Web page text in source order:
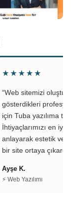
★★★★★
“Web sitemizi
gösterdikleri
için Tuba yazılıma
İhtiyaçlarımızı en iyi
anlayarak estetik ve
bir site ortaya
Ayşe K.
⚡ Web Yazılımı